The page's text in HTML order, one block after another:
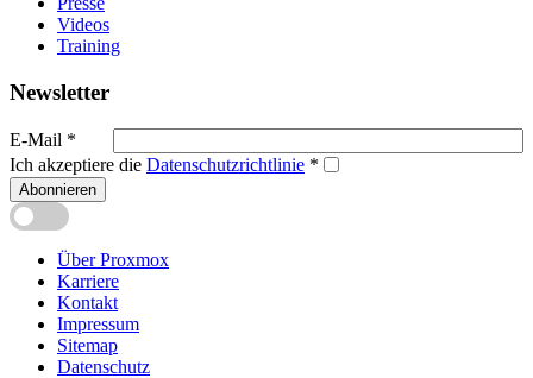
Videos
Training
Newsletter
E-Mail *
Ich akzeptiere die Datenschutzrichtlinie *
Abonnieren
Über Proxmox
Karriere
Kontakt
Impressum
Sitemap
Datenschutz